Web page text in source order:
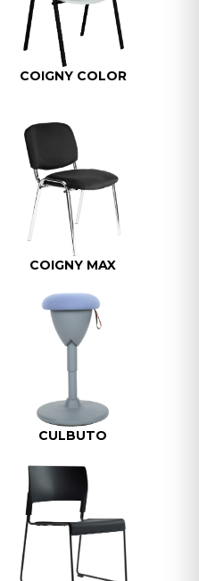
COIGNY COLOR
COIGNY MAX
CULBUTO